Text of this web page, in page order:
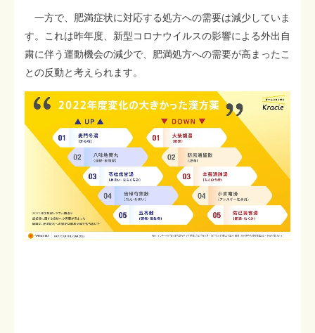
一方で、肥満症状に対応する処方への需要は減少していま
す。これは昨年度、新型コロナウイルスの影響による外出自
粛に伴う運動機会の減少で、肥満処方への需要が高まったこ
との反動と考えられます。